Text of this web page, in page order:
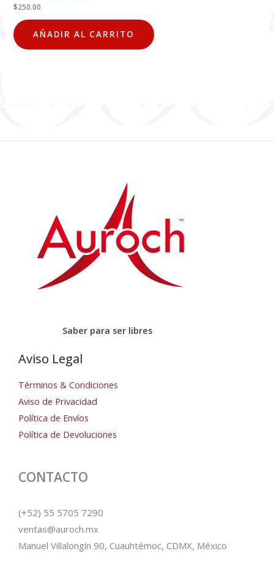
$250.00
AÑADIR AL CARRITO
Saber para ser libres
Aviso Legal
Términos & Condiciones
Aviso de Privacidad
Política de Envíos
Política de Devoluciones
CONTACTO
(+52) 55 5705 7290
ventas@auroch.mx
Manuel Villalongín 90, Cuauhtémoc, CDMX, México